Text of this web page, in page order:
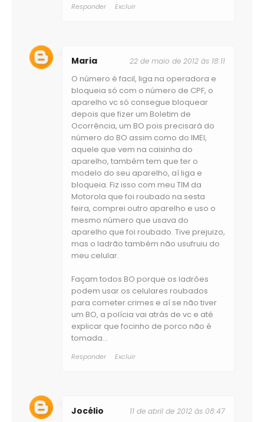
Jocélio 11 de abril de 2012 às 08:47
Maria 22 de maio de 2012 às 18:11
O número é facil, liga na operadora e
bloqueia só com o número de CPF, o
aparelho vc só consegue bloquear
depois que fizer um Boletim de
Ocorrência, um BO pois precisará do
número do BO assim como do IMEI,
aquele que vem na caixinha do
aparelho, também tem que ter o
modelo do seu aparelho, aí liga e
bloqueia. Fiz isso com meu TIM da
Motorola que foi roubado na sesta
feira, comprei outro aparelho e uso o
mesmo número que usava do
aparelho que foi roubado. Tive prejuizo,
mas o ladrão também não usufruiu do
meu celular.
Façam todos BO porque os ladrões
podem usar os celulares roubados
para cometer crimes e aí se não tiver
um BO, a polícia vai atrás de vc e até
explicar que focinho de porco não é
tomada...
Responder Excluir
Responder Excluir